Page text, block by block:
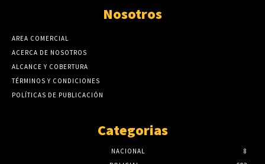
Nosotros
AREA COMERCIAL
ACERCA DE NOSOTROS
ALCANCE Y COBERTURA
TÉRMINOS Y CONDICIONES
POLÍTICAS DE PUBLICACIÓN
Categorias
NACIONAL
8